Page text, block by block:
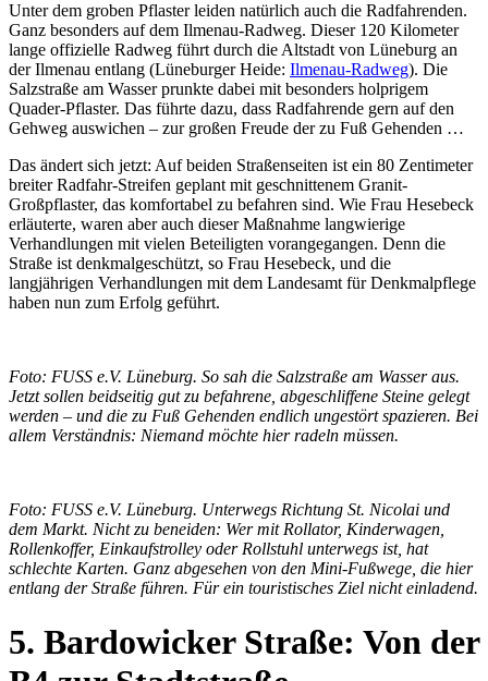
Unter dem groben Pflaster leiden natürlich auch die Radfahrenden.
Ganz besonders auf dem Ilmenau-Radweg. Dieser 120 Kilometer
lange offizielle Radweg führt durch die Altstadt von Lüneburg an
der Ilmenau entlang (Lüneburger Heide: Ilmenau-Radweg). Die
Salzstraße am Wasser prunkte dabei mit besonders holprigem
Quader-Pflaster. Das führte dazu, dass Radfahrende gern auf den
Gehweg auswichen – zur großen Freude der zu Fuß Gehenden …
Das ändert sich jetzt: Auf beiden Straßenseiten ist ein 80 Zentimeter
breiter Radfahr-Streifen geplant mit geschnittenem Granit-
Großpflaster, das komfortabel zu befahren sind. Wie Frau Hesebeck
erläuterte, waren aber auch dieser Maßnahme langwierige
Verhandlungen mit vielen Beteiligten vorangegangen. Denn die
Straße ist denkmalgeschützt, so Frau Hesebeck, und die
langjährigen Verhandlungen mit dem Landesamt für Denkmalpflege
haben nun zum Erfolg geführt.
Foto: FUSS e.V. Lüneburg. So sah die Salzstraße am Wasser aus.
Jetzt sollen beidseitig gut zu befahrene, abgeschliffene Steine gelegt
werden – und die zu Fuß Gehenden endlich ungestört spazieren. Bei
allem Verständnis: Niemand möchte hier radeln müssen.
Foto: FUSS e.V. Lüneburg. Unterwegs Richtung St. Nicolai und
dem Markt. Nicht zu beneiden: Wer mit Rollator, Kinderwagen,
Rollenkoffer, Einkaufstrolley oder Rollstuhl unterwegs ist, hat
schlechte Karten. Ganz abgesehen von den Mini-Fußwege, die hier
entlang der Straße führen. Für ein touristisches Ziel nicht einladend.
5. Bardowicker Straße: Von der